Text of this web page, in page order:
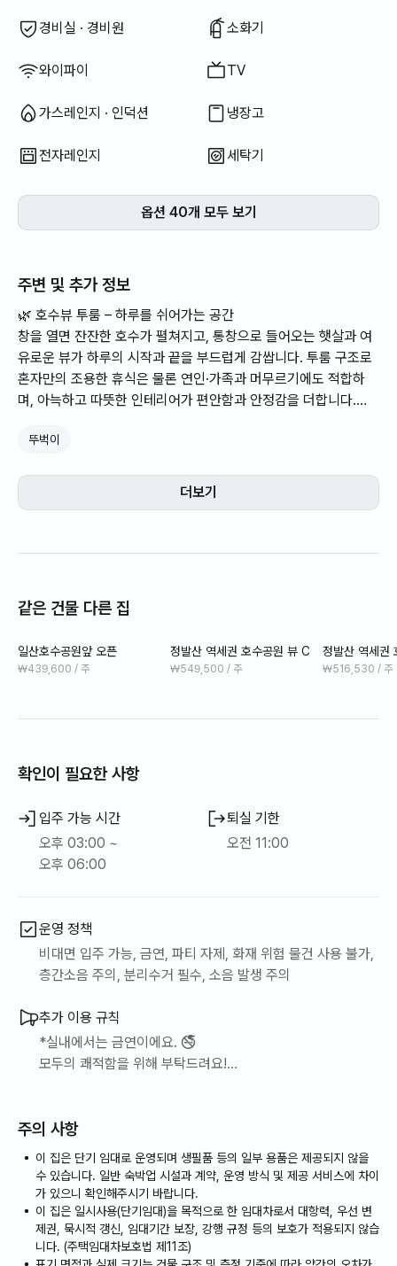
경비실 · 경비원 소화기
와이파이 TV
가스레인지 · 인덕션 냉장고
전자레인지 세탁기
옵션 40개 모두 보기
주변 및 추가 정보
🌿 호수뷰 투룸 – 하루를 쉬어가는 공간
창을 열면 잔잔한 호수가 펼쳐지고, 통창으로 들어오는 햇살과 여
유로운 뷰가 하루의 시작과 끝을 부드럽게 감쌉니다. 투룸 구조로
혼자만의 조용한 휴식은 물론 연인·가족과 머무르기에도 적합하
며, 아늑하고 따뜻한 인테리어가 편안함과 안정감을 더합니다.
✅ 최대 4인, 퀸침대 2개 ,투룸
산책, 저녁 노을과 야경까지 즐길 수 있는 차분하고 따뜻한 프리미
엄 공간입니다.
🌳 관광지 · 즐길 거리
야경과 호수뷰가 특히 아름다운 힐링 공간입니다.
- 라페스타 · 웨스턴돔
쇼핑, 영화관, 카페, 맛집이 모여 있는
공연장과 전시관이 있는 문화예술 공간으로
공연·전시 관람에 좋습니다.
🍽️ 맛집 · 카페
- 라페스타 맛집 거리
한식, 양식, 일식, 중식까지
- 웨스턴돔 레스토랑
분위기 좋은 레스토랑과
데이트·모임에 적합한 식당이 많습니다.
- 호수공원 인근 카페
호수뷰를 즐길 수 있는 감성 카페와
프랜차이즈 카페가 다양하게 위치해 있습니다.
지입니다.
❤마음이 편해지는 호수뷰를 직접 느껴보세요^^ 야경은 더욱 아릅
답습니다.
❤️ 무료주차!! (1대)
❤️ 외부소음없이 조용하고 편리합니다
뚜벅이
더보기
같은 건물 다른 집
일산호수공원앞 오픈
₩439,600 / 주
정발산 역세권 호수공원 뷰 C
₩549,500 / 주
정발산 역세권
₩516,530 / 주
확인이 필요한 사항
입주 가능 시간
오후 03:00 ~
오후 06:00
퇴실 기한
오전 11:00
운영 정책
비대면 입주 가능, 금연, 파티 자제, 화재 위험 물건 사용 불가,
층간소음 주의, 분리수거 필수, 소음 발생 주의
추가 이용 규칙
*실내에서는 금연이에요. 🚭
모두의 쾌적함을 위해 부탁드려요!
주의 사항
이 집은 단기 임대로 운영되며 생필품 등의 일부 용품은 제공되지 않을
수 있습니다. 일반 숙박업 시설과 계약, 운영 방식 및 제공 서비스에 차이
가 있으니 확인해주시기 바랍니다.
이 집은 일시사용(단기임대)을 목적으로 한 임대차로서 대항력, 우선 변
제권, 묵시적 갱신, 임대기간 보장, 강행 규정 등의 보호가 적용되지 않습
니다. (주택임대차보호법 제11조)